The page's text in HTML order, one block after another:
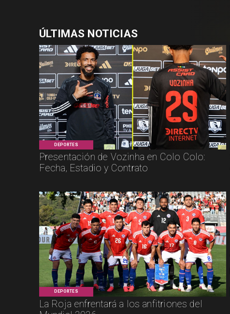
DEPORTES
Presentación de Vozinha en Colo Colo:
Fecha, Estadio y Contrato
DEPORTES
La Roja enfrentará a los anfitriones del
ÚLTIMAS NOTICIAS